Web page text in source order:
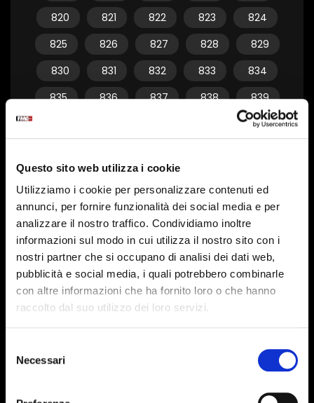
Questo sito web utilizza i cookie
Utilizziamo i cookie per personalizzare contenuti ed
annunci, per fornire funzionalità dei social media e per
analizzare il nostro traffico. Condividiamo inoltre
informazioni sul modo in cui utilizza il nostro sito con i
nostri partner che si occupano di analisi dei dati web,
pubblicità e social media, i quali potrebbero combinarle
con altre informazioni che ha fornito loro o che hanno
raccolto dal suo utilizzo dei loro servizi.
delNecessari
820
821 822 823
824
825
826 827 828
829
830
831 832 833
834
835
836 837 838
839
844
855
856 857 858
859
860
861 862 863
864
865
866 867 868
869
870
871 872
875
876 877 878
885
889
894